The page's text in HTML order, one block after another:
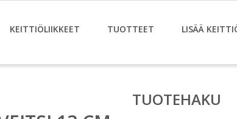
KEITTIÖLIIKKEET TUOTTEET LISÄÄ
TUOTEHAKU